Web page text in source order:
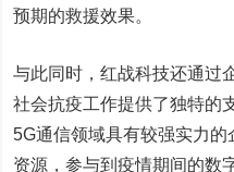
预期的救援效果。
与此同时，红战科技还通过
社会抗疫工作提供了独特的
5G通信领域具有较强实力
资源，参与到疫情期间的数